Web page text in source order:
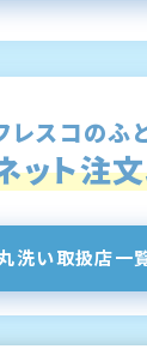
レスコのふ
ット注
洗い取扱店一